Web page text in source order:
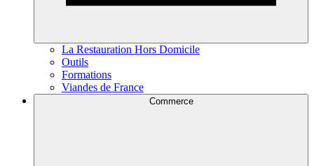
La Restauration Hors Domicile
Outils
Formations
Viandes de France
Commerce